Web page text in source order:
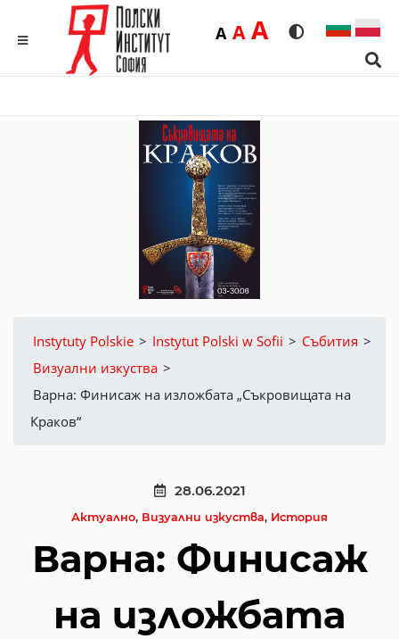
Rozmiar
ADomyślna
AŚrednia
ADużaWersja
Instytuty Polskie > Instytut Polski w Sofii > Събития >
Визуални изкуства >
Варна: Финисаж на изложбата „Съкровищата на
Краков“
28.06.2021
Актуално, Визуални изкуства, История
Варна: Финисаж
на изложбата